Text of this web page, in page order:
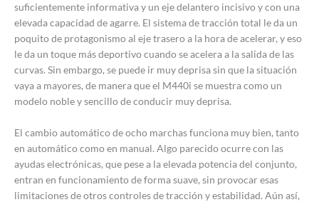
suficientemente informativa y un eje delantero incisivo y con una
elevada capacidad de agarre. El sistema de tracción total le da un
poquito de protagonismo al eje trasero a la hora de acelerar, y eso
le da un toque más deportivo cuando se acelera a la salida de las
curvas. Sin embargo, se puede ir muy deprisa sin que la situación
vaya a mayores, de manera que el M440i se muestra como un
modelo noble y sencillo de conducir muy deprisa.
El cambio automático de ocho marchas funciona muy bien, tanto
en automático como en manual. Algo parecido ocurre con las
ayudas electrónicas, que pese a la elevada potencia del conjunto,
entran en funcionamiento de forma suave, sin provocar esas
limitaciones de otros controles de tracción y estabilidad. Aún así,